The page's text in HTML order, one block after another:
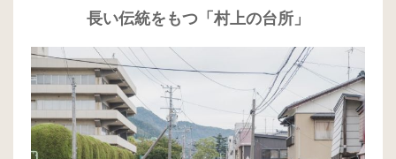
長い伝統をもつ「村上の台所」